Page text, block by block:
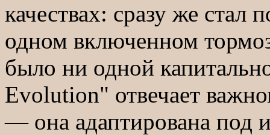
качествах: сразу же стал
одном включенном
было ни одной
Evolution" отвечает
— она адаптирована под